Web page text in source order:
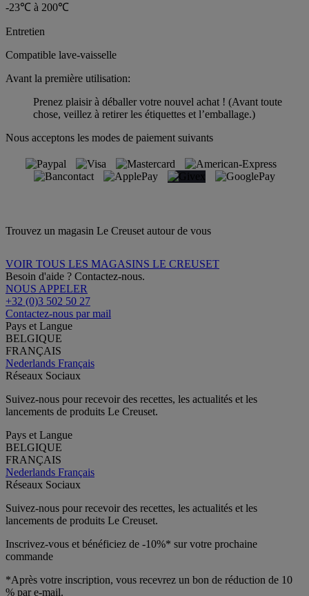
-23℃ à 200℃
Entretien
Compatible lave-vaisselle
Avant la première utilisation:
Prenez plaisir à déballer votre nouvel achat ! (Avant toute
chose, veillez à retirer les étiquettes et l’emballage.)
Nous acceptons les modes de paiement suivants
Trouvez un magasin Le Creuset autour de vous
VOIR TOUS LES MAGASINS LE CREUSET
Besoin d'aide ? Contactez-nous.
NOUS APPELER
+32 (0)3 502 50 27
Contactez-nous par mail
Pays et Langue
BELGIQUE
FRANÇAIS
Nederlands Français
Réseaux Sociaux
Suivez-nous pour recevoir des recettes, les actualités et les
lancements de produits Le Creuset.
Pays et Langue
BELGIQUE
FRANÇAIS
Nederlands Français
Réseaux Sociaux
Suivez-nous pour recevoir des recettes, les actualités et les
lancements de produits Le Creuset.
Inscrivez-vous et bénéficiez de -10%* sur votre prochaine
commande
*Après votre inscription, vous recevrez un bon de réduction de 10
% par e-mail.